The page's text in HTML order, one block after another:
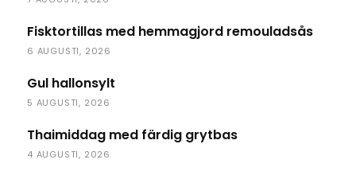
Fisktortillas med hemmagjord remouladsås
6 AUGUSTI, 2026
Gul hallonsylt
5 AUGUSTI, 2026
Thaimiddag med färdig grytbas
4 AUGUSTI, 2026